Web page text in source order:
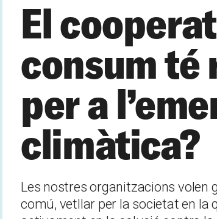
El
consum té
per a
climàtica?
Les nostres organitzacions volen
comú, vetllar per la societat en